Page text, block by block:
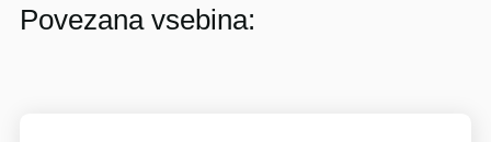
Povezana vsebina: